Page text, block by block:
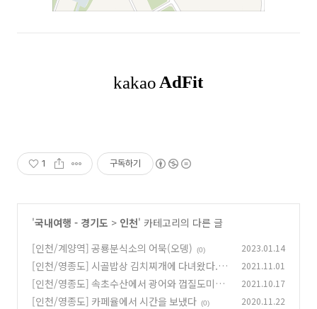
1 구독하기
'국내여행 - 경기도 > 인천' 카테고리의 다른 글
[인천/계양역] 공룡분식소의 어묵(오뎅)
(0) 2023.01.14
[인천/영종도] 시골밥상 김치찌개에 다녀왔다.
(0)
2021.11.01
[인천/영종도] 속초수산에서 광어와 껍질도미를
먹었다.
(0)
2021.10.17
[인천/영종도] 카페율에서 시간을 보냈다 (0) 2020.11.22